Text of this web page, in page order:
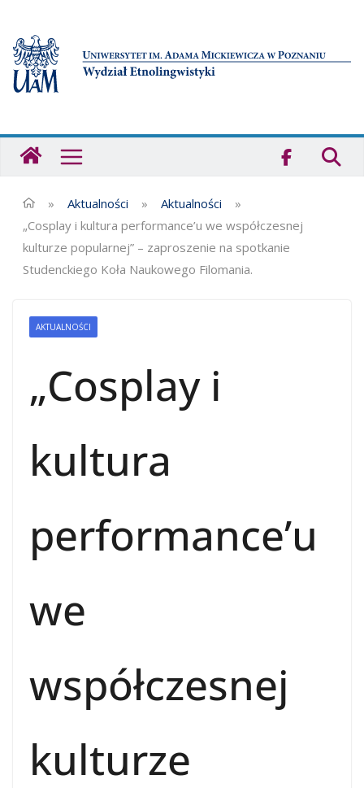
treści
Etnolingwistyki
» Aktualności » Aktualności
»
„Cosplay i kultura performance’u we współczesnej
kulturze popularnej” – zaproszenie na spotkanie
Studenckiego Koła Naukowego Filomania.
AKTUALNOŚCI
„Cosplay i
kultura
performance’u
we
współczesnej
kulturze